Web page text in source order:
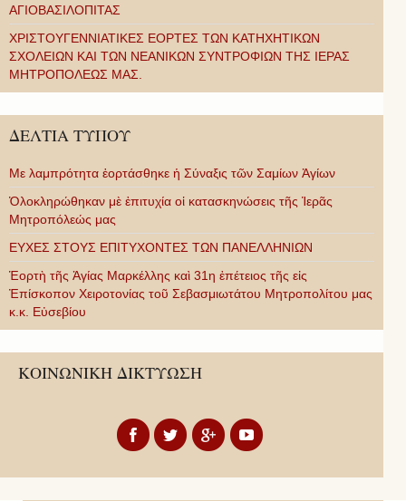
ΑΓΙΟΒΑΣΙΛΟΠΙΤΑΣ
ΧΡΙΣΤΟΥΓΕΝΝΙΑΤΙΚΕΣ ΕΟΡΤΕΣ ΤΩΝ ΚΑΤΗΧΗΤΙΚΩΝ
ΣΧΟΛΕΙΩΝ ΚΑΙ ΤΩΝ ΝΕΑΝΙΚΩΝ ΣΥΝΤΡΟΦΙΩΝ ΤΗΣ ΙΕΡΑΣ
ΜΗΤΡΟΠΟΛΕΩΣ ΜΑΣ.
ΔΕΛΤΙΑ ΤΥΠΟΥ
Με λαμπρότητα ἑορτάσθηκε ἡ Σύναξις τῶν Σαμίων Ἁγίων
Ὁλοκληρώθηκαν μὲ ἐπιτυχία οἱ κατασκηνώσεις τῆς Ἱερᾶς
Μητροπόλεώς μας
ΕΥΧΕΣ ΣΤΟΥΣ ΕΠΙΤΥΧΟΝΤΕΣ ΤΩΝ ΠΑΝΕΛΛΗΝΙΩΝ
Ἑορτὴ τῆς Ἁγίας Μαρκέλλης καὶ 31η ἐπέτειος τῆς εἰς
Ἐπίσκοπον Χειροτονίας τοῦ Σεβασμιωτάτου Μητροπολίτου μας
κ.κ. Εὐσεβίου
ΚΟΙΝΩΝΙΚΗ ΔΙΚΤΥΩΣΗ